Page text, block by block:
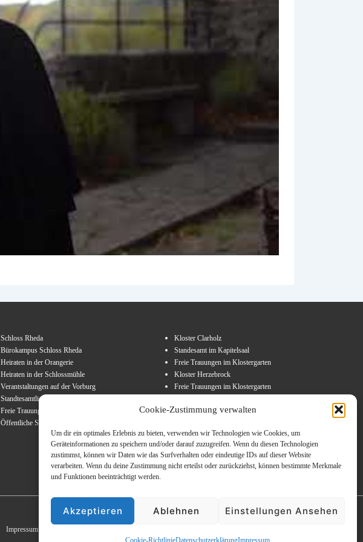
Cookie-Zustimmung verwalten
Um dir ein optimales Erlebnis zu bieten, verwenden wir Technologien wie Cookies, um
Geräteinformationen zu speichern und/oder darauf zuzugreifen. Wenn du diesen Technologien
zustimmst, können wir Daten wie das Surfverhalten oder eindeutige IDs auf dieser Website
verarbeiten. Wenn du deine Zustimmung nicht erteilst oder zurückziehst, können bestimmte Merkmale
und Funktionen beeinträchtigt werden.
Akzeptieren Ablehnen Einstellungen Ansehen
Cookie-RichtlinieDatenschutzerklärungImpressum
Schloss Rheda
Bürokampus Schloss Rheda
Heiraten in der Orangerie
Heiraten in der Schlossmühle
Verantstaltungen auf der Vorburg
Standtesamtliche Trauungen
Freie Trauungen
Öffentliche Schlossführungen
Kloster Clarholz
Standesamt im Kapitelsaal
Freie Trauungen im Klostergarten
Kloster Herzebrock
Freie Trauungen im Klostergarten
Impressum
Copyright © 2026
Responsive-Theme